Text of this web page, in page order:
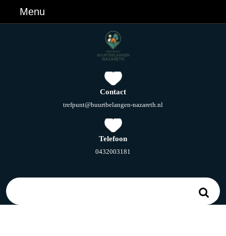
Menu
Contact
trefpunt@buurtbelangen-nazareth.nl
Telefoon
0432003181